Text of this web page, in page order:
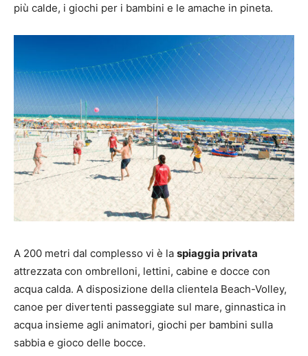
più calde, i giochi per i bambini e le amache in pineta.
A 200 metri dal complesso vi è la spiaggia privata
attrezzata con ombrelloni, lettini, cabine e docce con
acqua calda. A disposizione della clientela Beach-Volley,
canoe per divertenti passeggiate sul mare, ginnastica in
acqua insieme agli animatori, giochi per bambini sulla
sabbia e gioco delle bocce.